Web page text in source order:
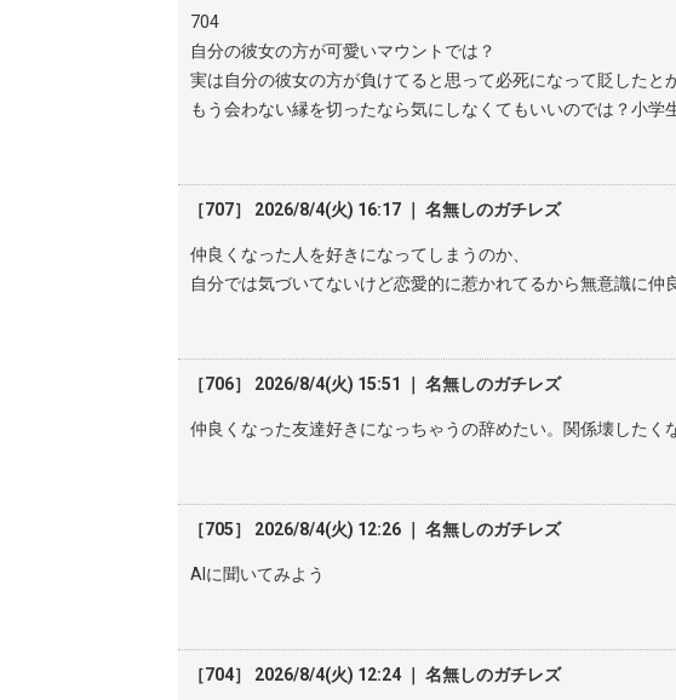
704
自分の彼女の方が可愛いマウントでは？
実は自分の彼女の方が負けてると思って必死になって貶したと
もう会わない縁を切ったなら気にしなくてもいいのでは？小学
［707］ 2026/8/4(火) 16:17 ｜ 名無しのガチレズ
仲良くなった人を好きになってしまうのか、
自分では気づいてないけど恋愛的に惹かれてるから無意識に仲
［706］ 2026/8/4(火) 15:51 ｜ 名無しのガチレズ
仲良くなった友達好きになっちゃうの辞めたい。関係壊したく
［705］ 2026/8/4(火) 12:26 ｜ 名無しのガチレズ
AIに聞いてみよう
［704］ 2026/8/4(火) 12:24 ｜ 名無しのガチレズ